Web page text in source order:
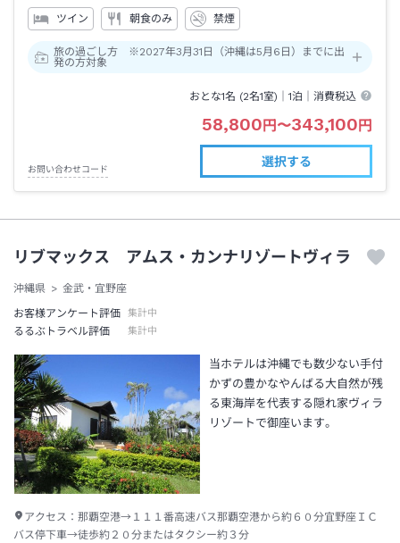
ツイン 朝食のみ 禁煙
旅の過ごし方 ※2027年3月31日（沖縄は5月6日）までに出
発の方対象
おとな1名 (2名1室)｜1泊 ｜消費税込
58,800 円 〜343,100 円
お問い合わせコード
選択する
リブマックス アムス・カンナリゾートヴィラ
沖縄県
金武・宜野座
お客様アンケート評価
集計中
るるぶトラベル評価 集計中
当ホテルは沖縄でも数少ない手付
かずの豊かなやんばる大自然が残
る東海岸を代表する隠れ家ヴィラ
リゾートで御座います。
アクセス： 那覇空港→１１１番高速バス那覇空港から約６０分宜野座ＩＣ
バス停下車→徒歩約２０分またはタクシー約３分